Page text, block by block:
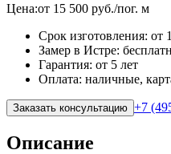
Цена:от 15 500 руб./пог. м
Срок изготовления: от
Замер в Истре:
Гарантия: от 5 лет
Оплата: наличные,
Заказать консультацию +7
Описание